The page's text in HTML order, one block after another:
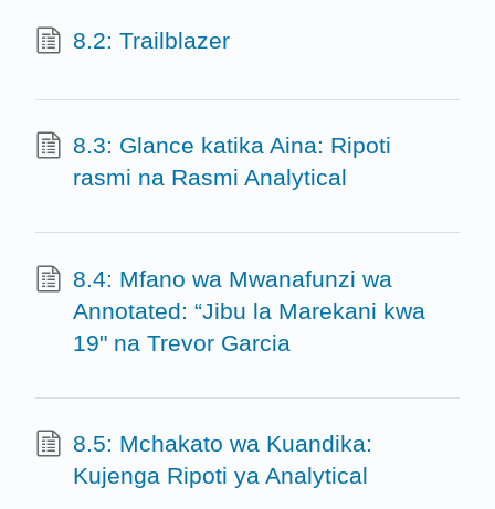
8.2: Trailblazer
8.3: Glance katika Aina: Ripoti
rasmi na Rasmi Analytical
8.4: Mfano wa Mwanafunzi wa
Annotated: “Jibu la Marekani kwa
19" na Trevor Garcia
8.5: Mchakato wa Kuandika:
Kujenga Ripoti ya Analytical